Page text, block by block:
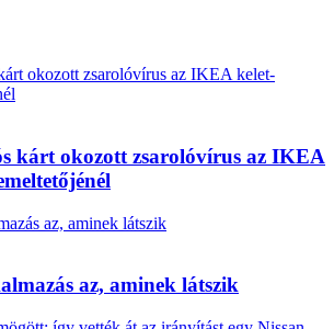
kárt okozott zsarolóvírus az IKEA
az, aminek látszik